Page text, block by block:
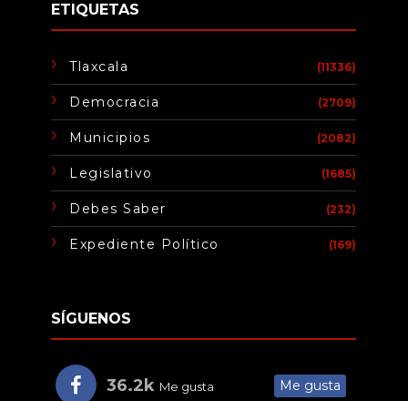
ETIQUETAS
Tlaxcala (11336)
Democracia (2709)
Municipios (2082)
Legislativo (1685)
Debes Saber (232)
Expediente Político (169)
SÍGUENOS
36.2k Me gusta Me gusta